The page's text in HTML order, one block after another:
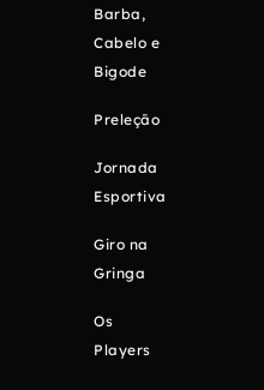
Barba,
Cabelo e
Bigode
Preleção
Jornada
Esportiva
Giro na
Gringa
Os
Players